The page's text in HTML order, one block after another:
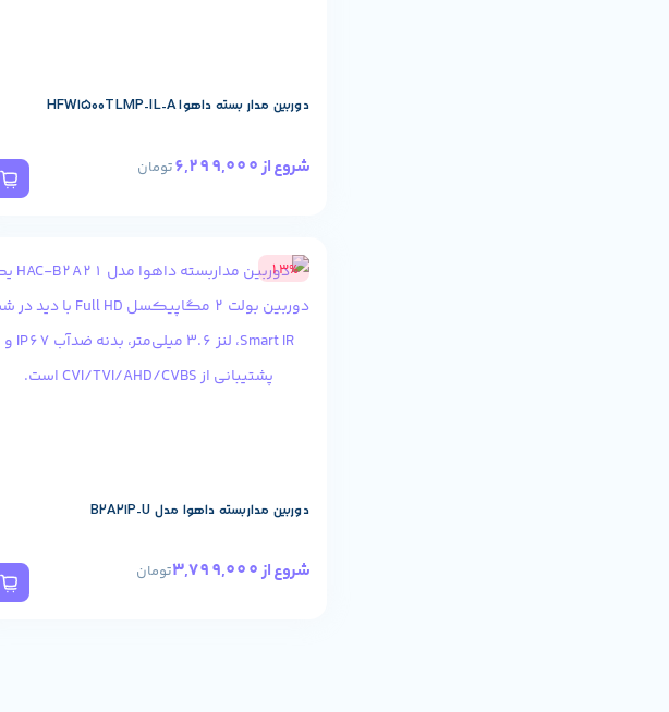
دوربین مدار بسته داهوا HFW1500TLMP-IL-A
شروع از6,299,000 تومان
دوربین مداربسته داهوا مدل B2A21P-U
شروع از3,799,000 تومان
13%